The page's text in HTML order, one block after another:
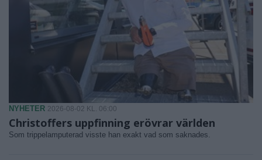
NYHETER 2026-08-02 KL. 06:00
Christoffers uppfinning erövrar världen
Som trippelamputerad visste han exakt vad som saknades.